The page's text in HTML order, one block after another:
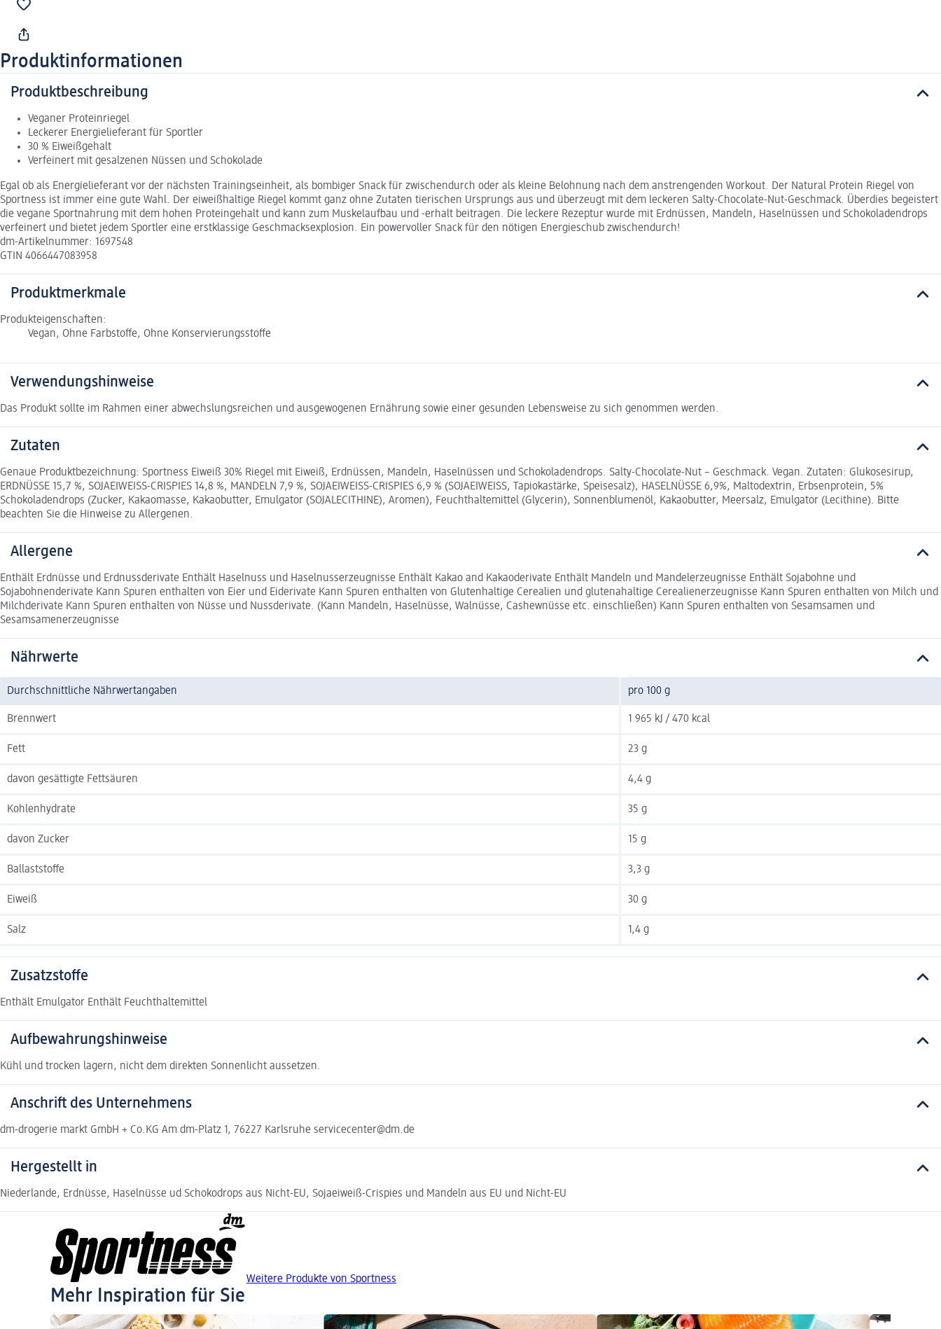
Produktinformationen
Produktbeschreibung
Veganer Proteinriegel
Leckerer Energielieferant für Sportler
30 % Eiweißgehalt
Verfeinert mit gesalzenen Nüssen und Schokolade
Egal ob als Energielieferant vor der nächsten Trainingseinheit, als bombiger Snack für zwischendurch oder als kleine Belohnung nach dem anstrengenden Workout. Der Natural Protein Riegel von
Sportness ist immer eine gute Wahl. Der eiweißhaltige Riegel kommt ganz ohne Zutaten tierischen Ursprungs aus und überzeugt mit dem leckeren Salty-Chocolate-Nut-Geschmack. Überdies begeistert
die vegane Sportnahrung mit dem hohen Proteingehalt und kann zum Muskelaufbau und -erhalt beitragen. Die leckere Rezeptur wurde mit Erdnüssen, Mandeln, Haselnüssen und Schokoladendrops
verfeinert und bietet jedem Sportler eine erstklassige Geschmacksexplosion. Ein powervoller Snack für den nötigen Energieschub zwischendurch!
dm-Artikelnummer: 1697548
GTIN 4066447083958
Produktmerkmale
Produkteigenschaften:
Vegan, Ohne Farbstoffe, Ohne Konservierungsstoffe
Verwendungshinweise
Das Produkt sollte im Rahmen einer abwechslungsreichen und ausgewogenen Ernährung sowie einer gesunden Lebensweise zu sich genommen werden.
Zutaten
Genaue Produktbezeichnung: Sportness Eiweiß 30% Riegel mit Eiweiß, Erdnüssen, Mandeln, Haselnüssen und Schokoladendrops. Salty-Chocolate-Nut – Geschmack. Vegan. Zutaten: Glukosesirup,
ERDNÜSSE 15,7 %, SOJAEIWEISS-CRISPIES 14,8 %, MANDELN 7,9 %, SOJAEIWEISS-CRISPIES 6,9 % (SOJAEIWEISS, Tapiokastärke, Speisesalz), HASELNÜSSE 6,9%, Maltodextrin, Erbsenprotein, 5%
Schokoladendrops (Zucker, Kakaomasse, Kakaobutter, Emulgator (SOJALECITHINE), Aromen), Feuchthaltemittel (Glycerin), Sonnenblumenöl, Kakaobutter, Meersalz, Emulgator (Lecithine). Bitte
beachten Sie die Hinweise zu Allergenen.
Allergene
Enthält Erdnüsse und Erdnussderivate Enthält Haselnuss und Haselnusserzeugnisse Enthält Kakao and Kakaoderivate Enthält Mandeln und Mandelerzeugnisse Enthält Sojabohne und
Sojabohnenderivate Kann Spuren enthalten von Eier und Eiderivate Kann Spuren enthalten von Glutenhaltige Cerealien und glutenahaltige Cerealienerzeugnisse Kann Spuren enthalten von Milch und
Milchderivate Kann Spuren enthalten von Nüsse und Nussderivate. (Kann Mandeln, Haselnüsse, Walnüsse, Cashewnüsse etc. einschließen) Kann Spuren enthalten von Sesamsamen und
Sesamsamenerzeugnisse
Nährwerte
Durchschnittliche Nährwertangaben pro 100 g
Brennwert 1 965 kJ / 470 kcal
Fett 23 g
davon gesättigte Fettsäuren 4,4 g
Kohlenhydrate 35 g
davon Zucker 15 g
Ballaststoffe 3,3 g
Eiweiß 30 g
Salz 1,4 g
Zusatzstoffe
Enthält Emulgator Enthält Feuchthaltemittel
Aufbewahrungshinweise
Kühl und trocken lagern, nicht dem direkten Sonnenlicht aussetzen.
Anschrift des Unternehmens
dm-drogerie markt GmbH + Co.KG Am dm-Platz 1, 76227 Karlsruhe servicecenter@dm.de
Hergestellt in
Niederlande, Erdnüsse, Haselnüsse ud Schokodrops aus Nicht-EU, Sojaeiweiß-Crispies und Mandeln aus EU und Nicht-EU
Weitere Produkte von Sportness
Mehr Inspiration für Sie